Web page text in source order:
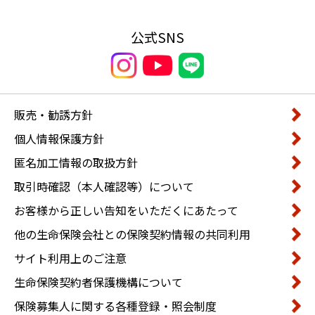
公式SNS
販売・勧誘方針
個人情報保護方針
匿名加工情報の取扱方針
取引時確認（本人確認等）について
お客様から正しい告知をいただくにあたって
他の生命保険会社との保険契約情報の共同利用
サイト利用上のご注意
生命保険契約者保護機構について
保険募集人に関する各種登録・照会制度